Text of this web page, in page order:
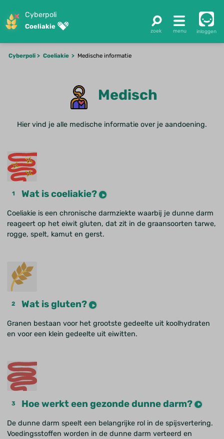
Cyberpoli
Coeliakie
inloggen
Cyberpoli Coeliakie Medische informatie
Medisch
Hier vind je alle medische informatie over je aandoening.
Wat is coeliakie?
Coeliakie is een chronische darmziekte waarbij je dunne darm
reageert op het eiwit gluten, dat zit in de graansoorten tarwe,
rogge, spelt, kamut en gerst.
Wat is gluten?
Granen bestaan voor het grootste gedeelte uit koolhydraten
en voor een klein gedeelte uit eiwitten.
Hoe werkt een gezonde dunne darm?
De dunne darm speelt een belangrijke rol in de spijsvertering.
Voedingsstoffen worden in de dunne darm verteerd en